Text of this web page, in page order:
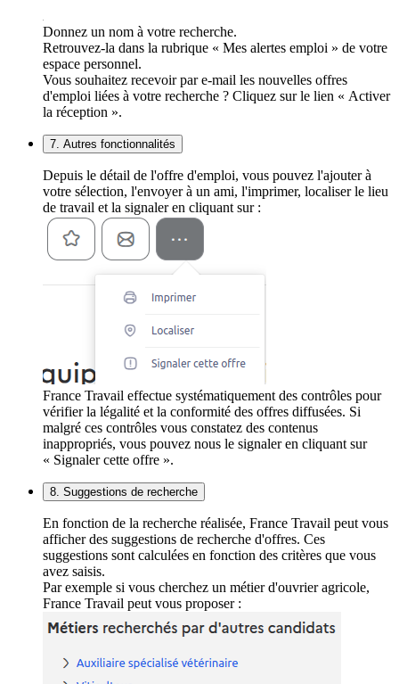
Donnez un nom à votre recherche.
Retrouvez-la dans la rubrique « Mes alertes emploi » de votre
espace personnel.
Vous souhaitez recevoir par e-mail les nouvelles offres
d'emploi liées à votre recherche ? Cliquez sur le lien « Activer
la réception ».
7. Autres fonctionnalités
Depuis le détail de l'offre d'emploi, vous pouvez l'ajouter à
votre sélection, l'envoyer à un ami, l'imprimer, localiser le lieu
de travail et la signaler en cliquant sur :
France Travail effectue systématiquement des contrôles pour
vérifier la légalité et la conformité des offres diffusées. Si
malgré ces contrôles vous constatez des contenus
inappropriés, vous pouvez nous le signaler en cliquant sur
« Signaler cette offre ».
8. Suggestions de recherche
En fonction de la recherche réalisée, France Travail peut vous
afficher des suggestions de recherche d'offres. Ces
suggestions sont calculées en fonction des critères que vous
avez saisis.
Par exemple si vous cherchez un métier d'ouvrier agricole,
France Travail peut vous proposer :